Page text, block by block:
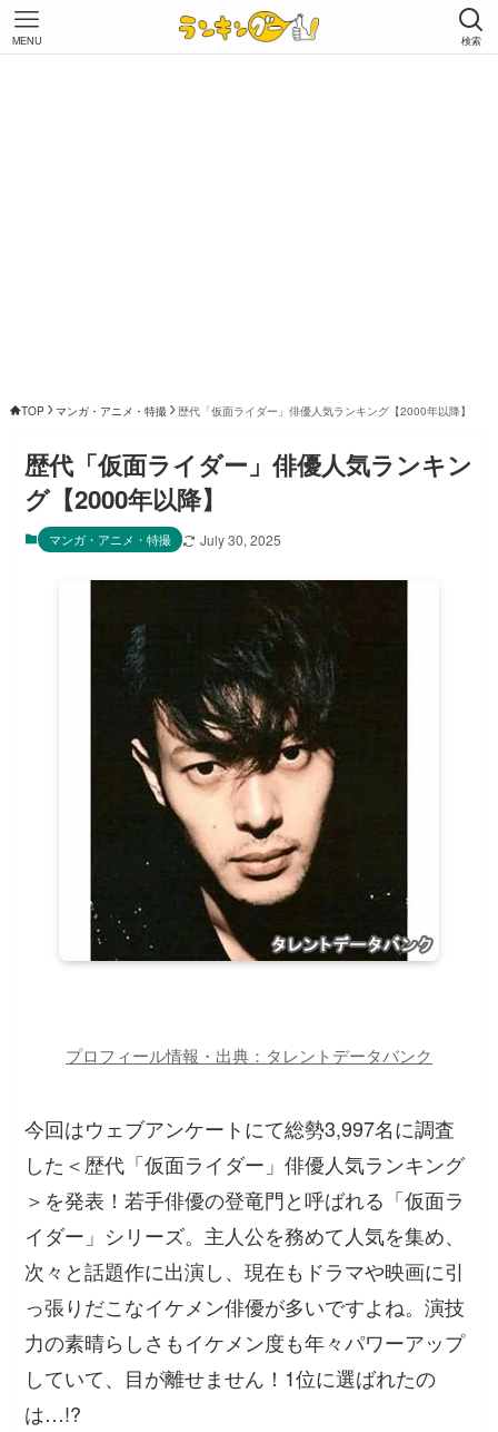
検索
MENU
TOP マンガ・アニメ・特撮 歴代「仮面ライダー」俳優人気ランキング【2000年以降】
歴代「仮面ライダー」俳優人気ランキン
グ【2000年以降】
マンガ・アニメ・特撮 July 30, 2025
プロフィール情報・出典：タレントデータバンク
今回はウェブアンケートにて総勢3,997名に調査
した＜歴代「仮面ライダー」俳優人気ランキング
＞を発表！若手俳優の登竜門と呼ばれる「仮面ラ
イダー」シリーズ。主人公を務めて人気を集め、
次々と話題作に出演し、現在もドラマや映画に引
っ張りだこなイケメン俳優が多いですよね。演技
力の素晴らしさもイケメン度も年々パワーアップ
していて、目が離せません！1位に選ばれたの
は…!?